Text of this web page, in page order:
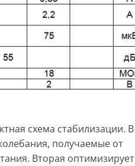
схема стабилизации. В
получаемые от
Вторая оптимизирует